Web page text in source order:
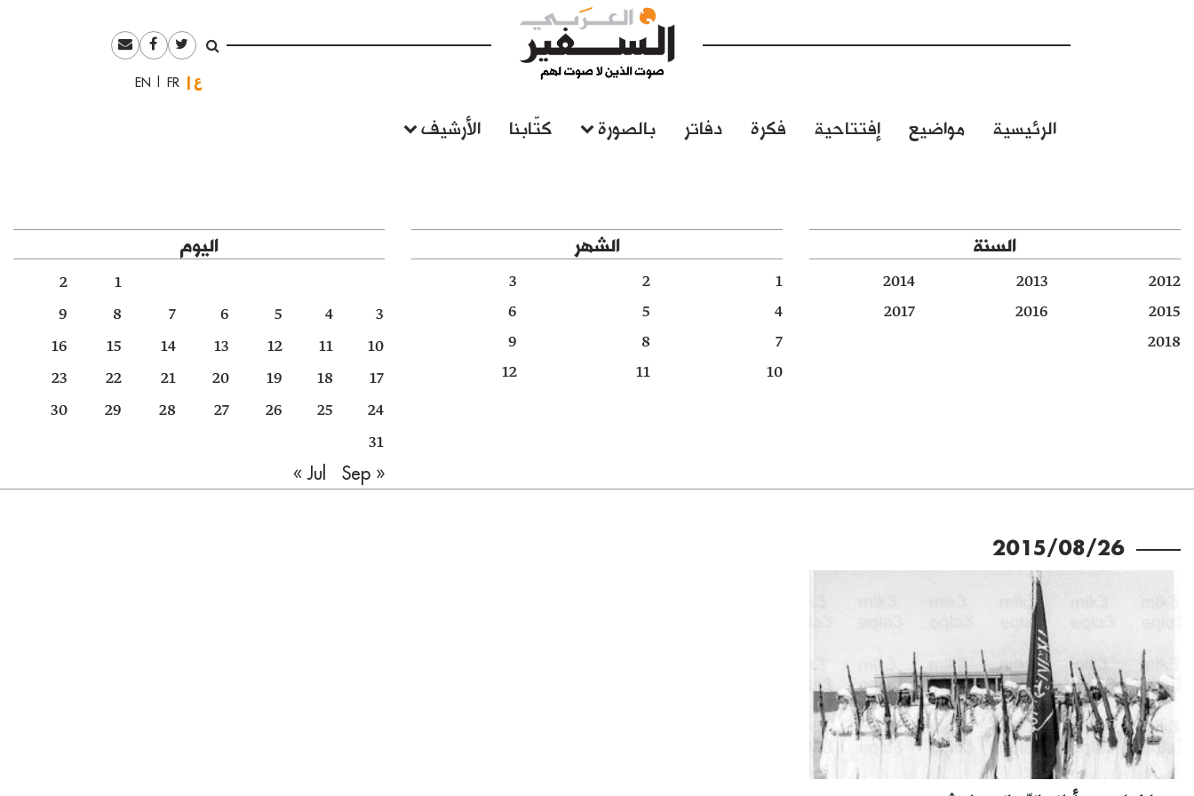
العربيةFrançais
English
الرئيسية مواضيع إفتتاحية فكرة دفاتر بالصورة كتّابنا الأرشيف
السنة
2012
2013
2014
2015
2016
2017
2018
الشهر
1
2
3
4
5
6
7
8
9
10
11
12
اليوم
1
2
3
4
5
6
7
8
9
10
11
12
13
14
15
16
17
18
19
20
21
22
23
24
25
26
27
28
29
30
31
« Jul
Sep »
2015/08/26